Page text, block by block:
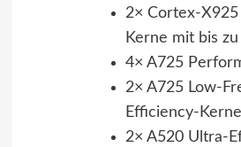
2× Cortex-
Kerne mit bis
4× A725
2× A725 Low-
Efficiency-Kerne
2× A520 Ultra-